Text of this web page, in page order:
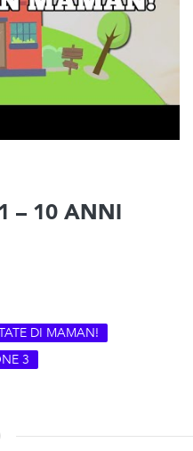
– 10 ANNI
DI MAMAN!
3